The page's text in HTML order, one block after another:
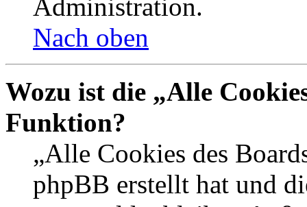
Administration.
Nach oben
Wozu ist die „Alle
Funktion?
„Alle Cookies des
phpBB erstellt hat und